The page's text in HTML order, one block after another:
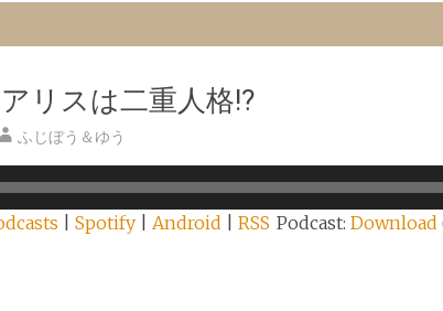
リスは二重人格!?
ふじぼう＆ゆう
Podcast:Download
Spotify Android
RSS